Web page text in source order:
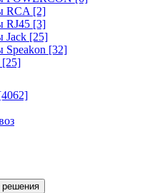
RCA [2]
RJ45 [3]
Jack [25]
Speakon [32]
[25]
решения